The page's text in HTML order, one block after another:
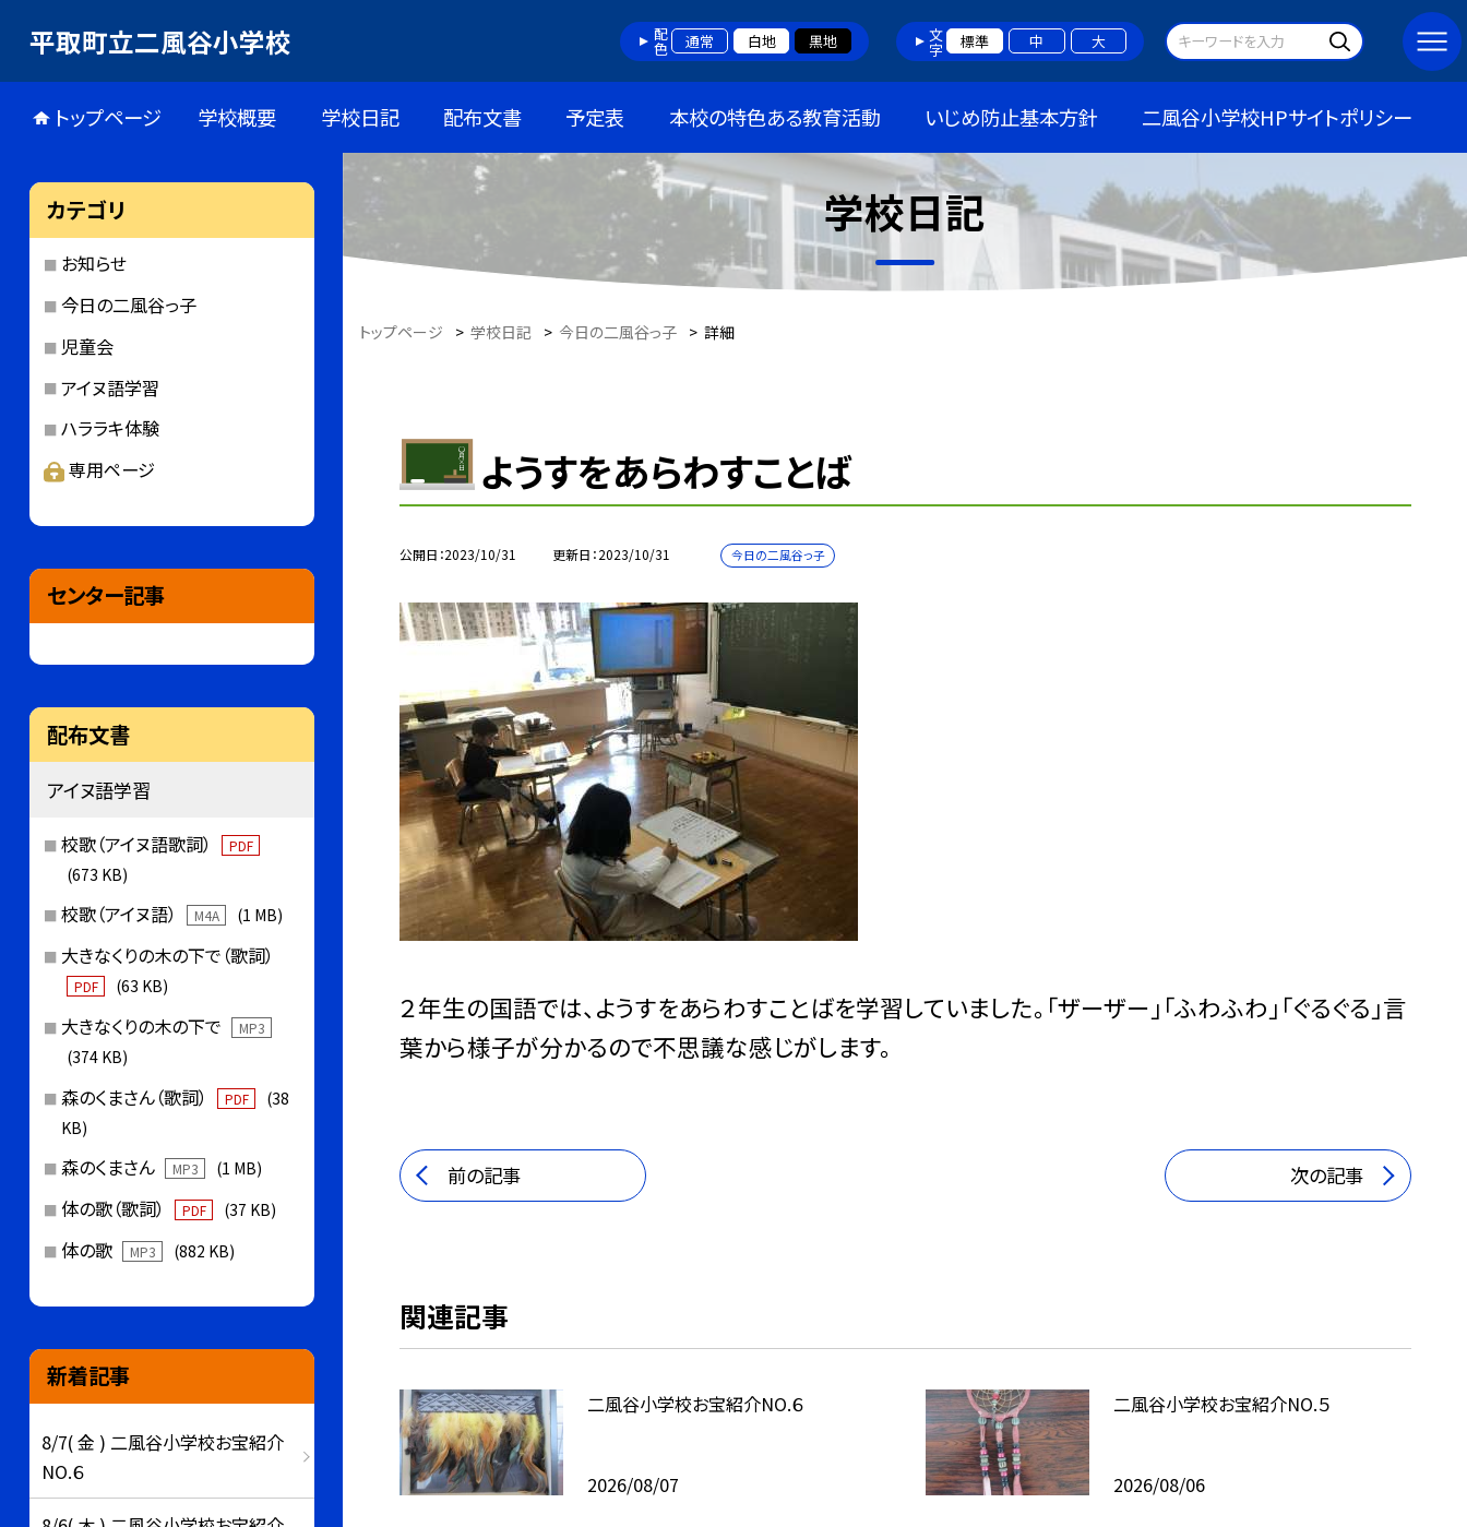
平取町立二風谷小学校 配色 通常 白地 黒地 文字 標準 中 大
トップページ 学校概要 学校日記 配布文書 予定表 本校の特色ある教育活動 いじめ防止基本方針 二風谷小学校HPサイトポリシー
学校日記
トップページ > 学校日記 > 今日の二風谷っ子 > 詳細
ようすをあらわすことば
公開日 2023/10/31 更新日 2023/10/31 今日の二風谷っ子
２年生の国語では、ようすをあらわすことばを学習していました。「ザーザー」「ふわふわ」「ぐるぐる」言
葉から様子が分かるので不思議な感じがします。
前の記事 次の記事
関連記事
二風谷小学校お宝紹介NO.６
2026/08/07
二風谷小学校お宝紹介NO.５
2026/08/06
カテゴリ
お知らせ
今日の二風谷っ子
児童会
アイヌ語学習
ハララキ体験
専用ページ
センター記事
配布文書
アイヌ語学習
校歌（アイヌ語歌詞） PDF
(673 KB)
校歌（アイヌ語） M4A (1 MB)
大きなくりの木の下で（歌詞）
PDF (63 KB)
大きなくりの木の下で MP3
(374 KB)
森のくまさん（歌詞） PDF
(38
KB)
森のくまさん MP3 (1 MB)
体の歌（歌詞） PDF (37 KB)
体の歌 MP3 (882 KB)
新着記事
8/7( 金 ) 二風谷小学校お宝紹介
NO.６